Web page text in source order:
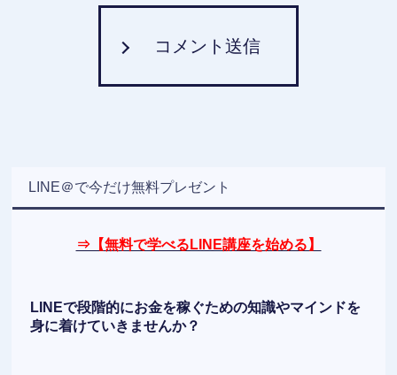
コメント送信
LINE＠で今だけ無料プレゼント
⇒【無料で学べるLINE講座を始める】
LINEで段階的にお金を稼ぐための知識やマインドを
身に着けていきませんか？